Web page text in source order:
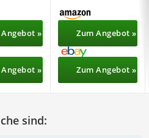
»
»
Zum Angebot »
Zum Angebot »
sind: